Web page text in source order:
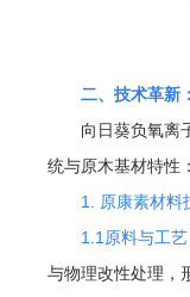
二、技术革新
向日葵负氧离
统与原木基材特性：
1. 原康素材料
1.1原料与工
与物理改性处理，